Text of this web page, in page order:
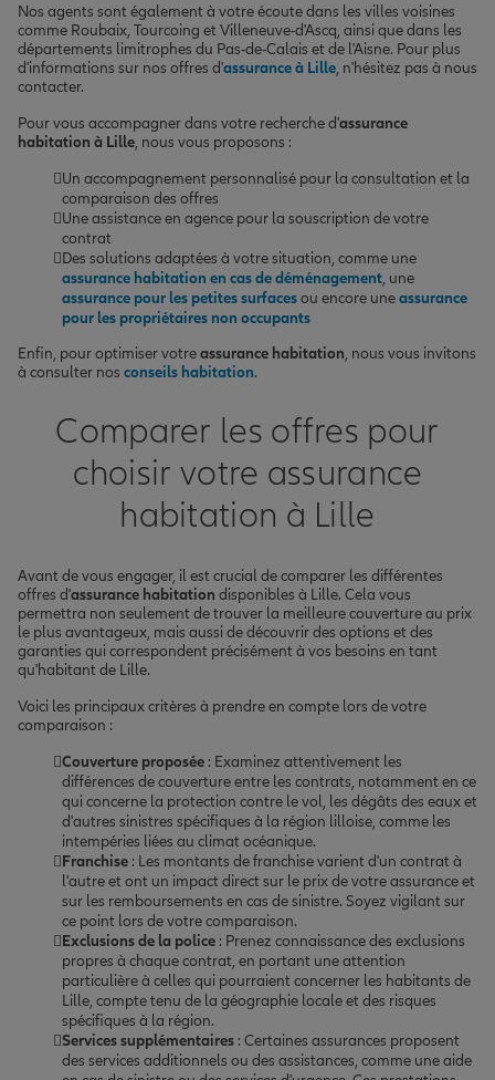
Nos agents sont également à votre écoute dans les villes voisines
comme Roubaix, Tourcoing et Villeneuve-d'Ascq, ainsi que dans les
départements limitrophes du Pas-de-Calais et de l'Aisne. Pour plus
d'informations sur nos offres d'assurance à Lille, n'hésitez pas à nous
contacter.
Pour vous accompagner dans votre recherche d'assurance
habitation à Lille, nous vous proposons :
Un accompagnement personnalisé pour la consultation et la
comparaison des offres
Une assistance en agence pour la souscription de votre
contrat
Des solutions adaptées à votre situation, comme une
assurance habitation en cas de déménagement, une
assurance pour les petites surfacesou encore uneassurance
pour les propriétaires non occupants
Enfin, pour optimiser votreassurance habitation, nous vous invitons
à consulter nos conseils habitation.
Comparer les offres pour
choisir votre assurance
habitation à Lille
Avant de vous engager, il est crucial de comparer les différentes
offres d'assurance habitation disponibles à Lille. Cela vous
permettra non seulement de trouver la meilleure couverture au prix
le plus avantageux, mais aussi de découvrir des options et des
garanties qui correspondent précisément à vos besoins en tant
qu'habitant de Lille.
Voici les principaux critères à prendre en compte lors de votre
comparaison :
Couverture proposée : Examinez attentivement les
différences de couverture entre les contrats, notamment en ce
qui concerne la protection contre le vol, les dégâts des eaux et
d'autres sinistres spécifiques à la région lilloise, comme les
intempéries liées au climat océanique.
Franchise : Les montants de franchise varient d'un contrat à
l'autre et ont un impact direct sur le prix de votre assurance et
sur les remboursements en cas de sinistre. Soyez vigilant sur
ce point lors de votre comparaison.
Exclusions de la police : Prenez connaissance des exclusions
propres à chaque contrat, en portant une attention
particulière à celles qui pourraient concerner les habitants de
Lille, compte tenu de la géographie locale et des risques
spécifiques à la région.
Services supplémentaires : Certaines assurances proposent
des services additionnels ou des assistances, comme une aide